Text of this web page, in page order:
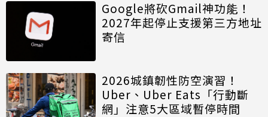
Google將砍Gmail神功能！
2027年起停止支援第三方地址
寄信
2026城鎮韌性防空演習！
Uber、Uber Eats「行動斷
網」注意5大區域暫停時間